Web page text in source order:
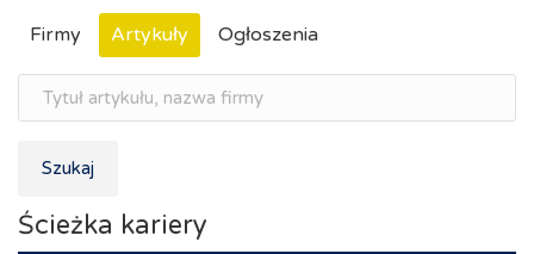
Firmy Artykuły Ogłoszenia
Szukaj
Ścieżka kariery